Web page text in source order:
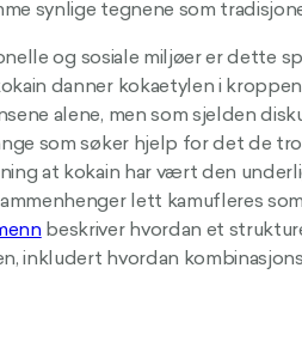
synlige tegnene som
og sosiale miljøer er dette
danner kokaetylen i
alene, men som sjelden
som søker hjelp for det de
at kokain har vært den
lett kamufleres
beskriver hvordan et
inkludert hvordan